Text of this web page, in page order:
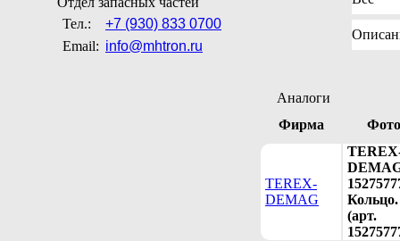
Тел.:
+7 (930) 833 0700
Email: info@mhtron.ru
Аналоги
Фирма
Фото
TEREX-
DEMAG
Кольцо.
(арт.